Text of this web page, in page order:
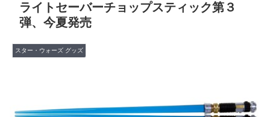
ライトセーバーチョップスティック第３
弾、今夏発売
スター・ウォーズ グッズ